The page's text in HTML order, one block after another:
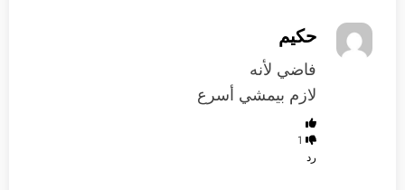
حكيم
فاضي لأنه
لازم بيمشي أسرع
1
رد